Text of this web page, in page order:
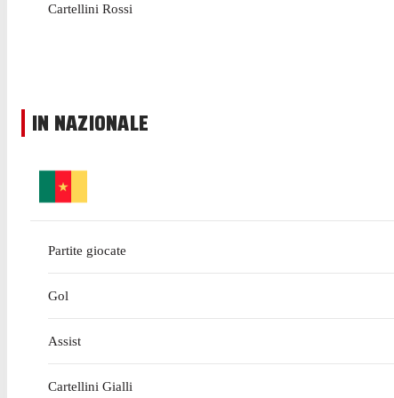
Cartellini Rossi
IN NAZIONALE
Partite giocate
Gol
Assist
Cartellini Gialli